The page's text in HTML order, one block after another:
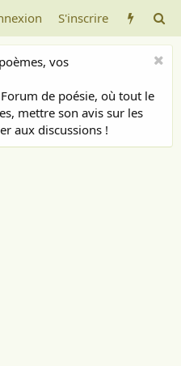
S'inscrire
vos
de poésie, où tout le
mettre son avis sur les
aux discussions !